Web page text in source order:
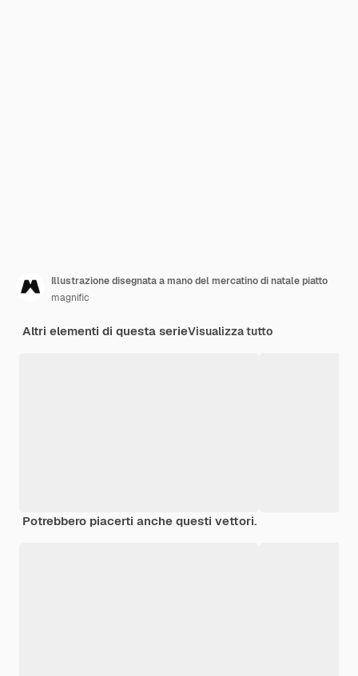
Illustrazione disegnata a mano del mercatino di natale piatto
magnific
Altri elementi di questa serieVisualizza tutto
Potrebbero piacerti anche questi vettori.